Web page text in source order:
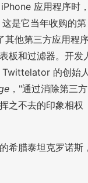
应用程序时
是它当年收购的第
其他第三方应用程
板和过滤器。开发
Twittelator 的创始
，"通过消除第三方
之不去的印象相权
希腊泰坦克罗诺斯